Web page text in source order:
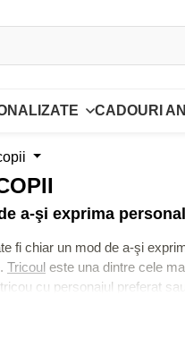
CADOURI
a-şi exprima
fi chiar un mod de a-şi
Tricoul este una dintre cele
cu personajul preferat